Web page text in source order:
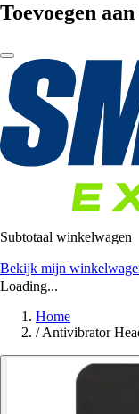
Toevoegen
Subtotaal winkelwagen
Bekijk mijn
Loading...
Home
/ Antivibrator